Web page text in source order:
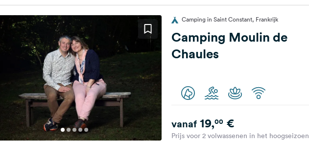
Camping in Saint Constant, Frankrijk
Camping Moulin de
Chaules
vanaf19,00€
Prijs voor 2 volwassenen in het hoogseizoen